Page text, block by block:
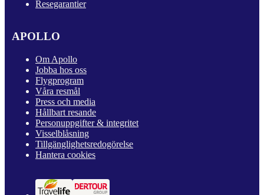
Resegarantier
APOLLO
Om Apollo
Jobba hos oss
Flygprogram
Våra resmål
Press och media
Hållbart resande
Personuppgifter & integritet
Visselblåsning
Tillgänglighetsredogörelse
Hantera cookies